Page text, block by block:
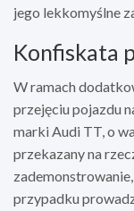
jego lekkomyślne
Konfiskata
W ramach
przejęciu pojazdu
marki Audi TT, o
przekazany na
przypadku